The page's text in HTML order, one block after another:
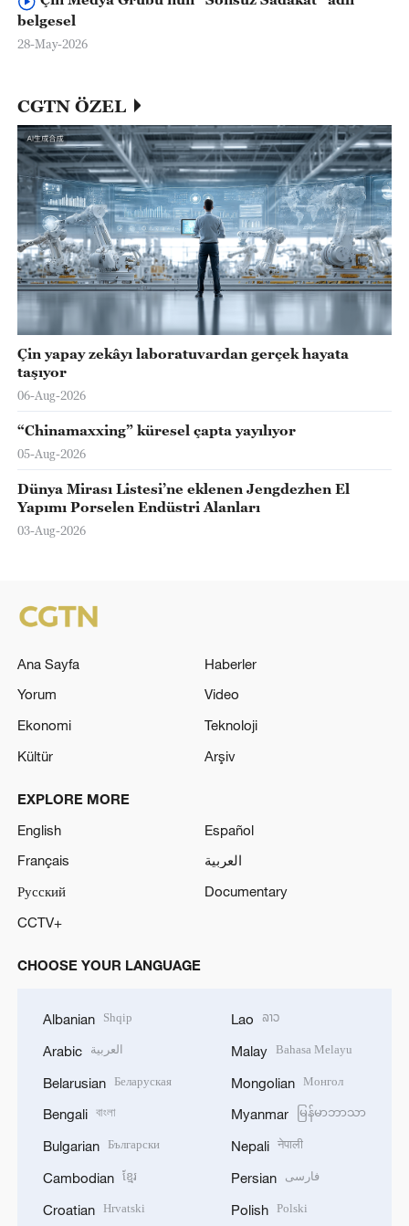
belgesel
28-May-2026
CGTN ÖZEL
Çin yapay zekâyı laboratuvardan gerçek hayata
taşıyor
06-Aug-2026
“Chinamaxxing” küresel çapta yayılıyor
05-Aug-2026
Dünya Mirası Listesi’ne eklenen Jengdezhen El
Yapımı Porselen Endüstri Alanları
03-Aug-2026
Ana Sayfa
Haberler
Yorum
Video
Ekonomi
Teknoloji
Kültür
Arşiv
EXPLORE MORE
English
Español
Français
العربية
Русский
Documentary
CCTV+
CHOOSE YOUR LANGUAGE
Albanian Shqip
Arabic العربية
Belarusian Беларуская
Bengali বাংলা
Bulgarian Български
Cambodian ខ្មែរ
Croatian Hrvatski
Lao ລາວ
Malay Bahasa Melayu
Mongolian Монгол
Myanmar မြန်မာဘာသာ
Nepali नेपाली
Persian فارسی
Polish Polski